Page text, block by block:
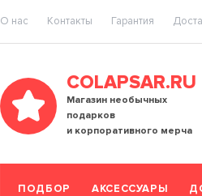
O нас Контакты Гарантия
COLAPSAR.RU
Магазин необычных
подарков
и корпоративного мерча
ПОДБОР АКСЕССУАРЫ